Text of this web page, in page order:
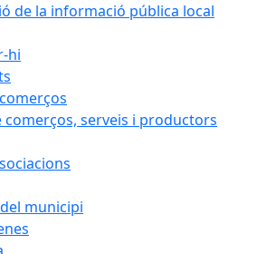
de la informació pública local
hi
comerços, serveis i productors
municipi